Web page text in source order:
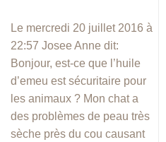
Le mercredi 20 juillet 2016 à
22:57 Josee Anne dit:
Bonjour, est-ce que l’huile
d’emeu est sécuritaire pour
les animaux ? Mon chat a
des problèmes de peau très
sèche près du cou causant